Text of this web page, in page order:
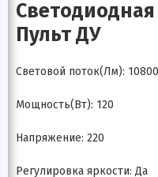
Светодиодная
Пульт ДУ
Световой поток(Лм): 10800
Мощность(Вт): 120
Напряжение: 220
Регулировка яркости: Да